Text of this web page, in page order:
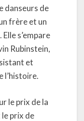
danseurs de
frère et un
s’empare
Rubinstein,
et
l’histoire.
le prix de la
prix de